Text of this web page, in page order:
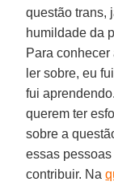
questão trans,
humildade da
Para
ler sobre, eu
fui
querem ter
sobre a
essas
contribuir. Na